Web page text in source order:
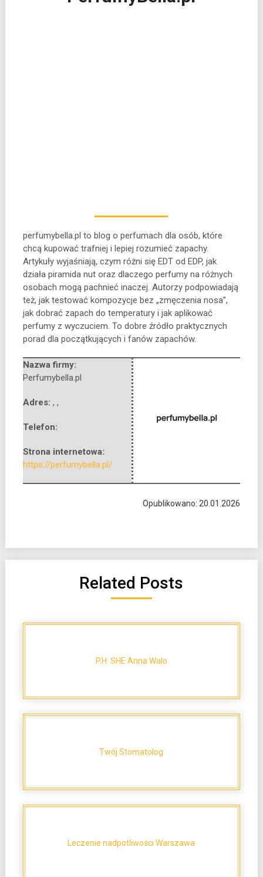
perfumybella.pl to blog o perfumach dla osób, które
chcą kupować trafniej i lepiej rozumieć zapachy.
Artykuły wyjaśniają, czym różni sięEDT od EDP, jak
działa piramida nut oraz dlaczego perfumy na różnych
osobach mogą pachnieć inaczej. Autorzy podpowiadają
też, jak testować kompozycje bez „zmęczenia nosa”,
jak dobrać zapach do temperatury i jak aplikować
perfumy z wyczuciem. To dobre źródło praktycznych
porad dla początkujących i fanów zapachów.
Nazwa firmy:
Perfumybella.pl
Adres: , ,
Telefon:
Strona internetowa:
https://perfumybella.pl/
Opublikowano: 20.01.2026
Related Posts
P.H. SHE Anna Walo
Twój Stomatolog
Leczenie nadpotliwości Warszawa